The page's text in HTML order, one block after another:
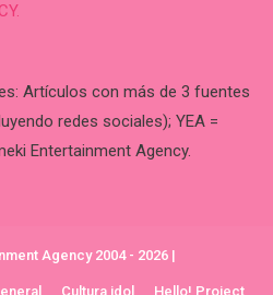
Artículos con más de 3 fuentes
redes sociales); YEA =
Entertainment Agency.
Agency 2004 - 2026 |
Cultura idol Hello! Project